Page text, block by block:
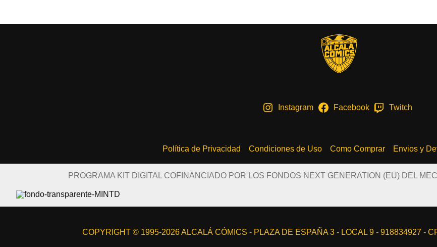
Instagram Facebook Twitch
Política de Privacidad Condiciones de Uso Como Comprar Envios y
PROGRAMA KIT DIGITAL COFINANCIADO POR LOS FONDOS NEXT GENERATION (EU) DEL
COPYRIGHT © 1995-2026 ALCALÁ CÓMICS - PLAZA DE ESPAÑA 3 - LOCAL 9 - 918834927 -